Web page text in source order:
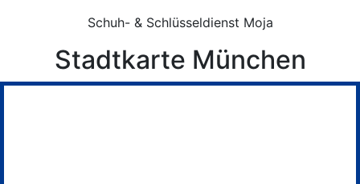
Schuh- & Schlüsseldienst Moja
Stadtkarte München